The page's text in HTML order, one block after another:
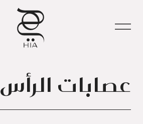
عصابات الرأس